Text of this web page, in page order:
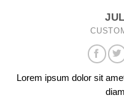
Lorem ipsum dolor sit